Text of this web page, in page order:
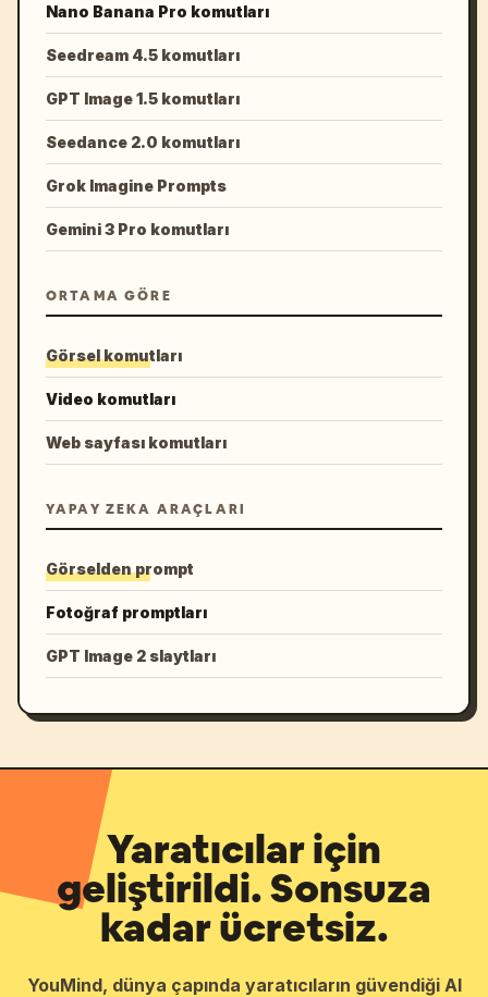
Nano Banana Pro komutları
Seedream 4.5 komutları
GPT Image 1.5 komutları
Seedance 2.0 komutları
Grok Imagine Prompts
Gemini 3 Pro komutları
ORTAMA GÖRE
Görsel komutları
Video komutları
Web sayfası komutları
YAPAY ZEKA ARAÇLARI
Görselden prompt
Fotoğraf promptları
GPT Image 2 slaytları
Yaratıcılar için
geliştirildi. Sonsuza
kadar ücretsiz.
YouMind, dünya çapında yaratıcıların güvendiği AI